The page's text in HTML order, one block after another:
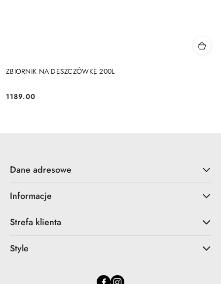
ZBIORNIK NA DESZCZÓWKĘ 200L
Cena:
1189.00
Dane adresowe
Informacje
Strefa klienta
Style